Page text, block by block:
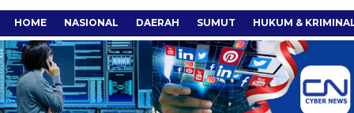
HOME NASIONAL DAERAH SUMUT HUKUM &